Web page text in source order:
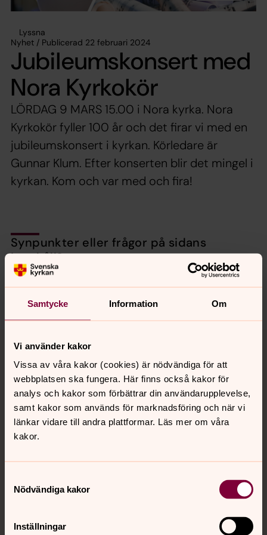
Samtycke Information Om
Vi använder kakor
Vissa av våra kakor (cookies) är nödvändiga för att
webbplatsen ska fungera. Här finns också kakor för
analys och kakor som förbättrar din användarupplevelse,
samt kakor som används för marknadsföring och när vi
länkar vidare till andra plattformar. Läs mer om våra
kakor.
Nödvändiga kakor
Inställningar
Lyssna
Nyhet / Publicerad 22 februari 2024
Jubileumskonsert med
Nora Kyrkokör
LÖRDAG 9 MARS 15.00 i Nora kyrka. Nora
Kyrkokör fyller 100 år och det firar vi med en
jubileumskonsert i kyrkan. Körledare är
Gunnar Klum. Efter konserten blir det mingel i
kyrkan. Kom och var med och fira!
Synpunkter eller frågor på sidans
innehåll?
nora.tarnsjo.forsamling@svenskakyrkan.se
Kontakt
Kalender
Hitta snabbt
Sociala kanaler